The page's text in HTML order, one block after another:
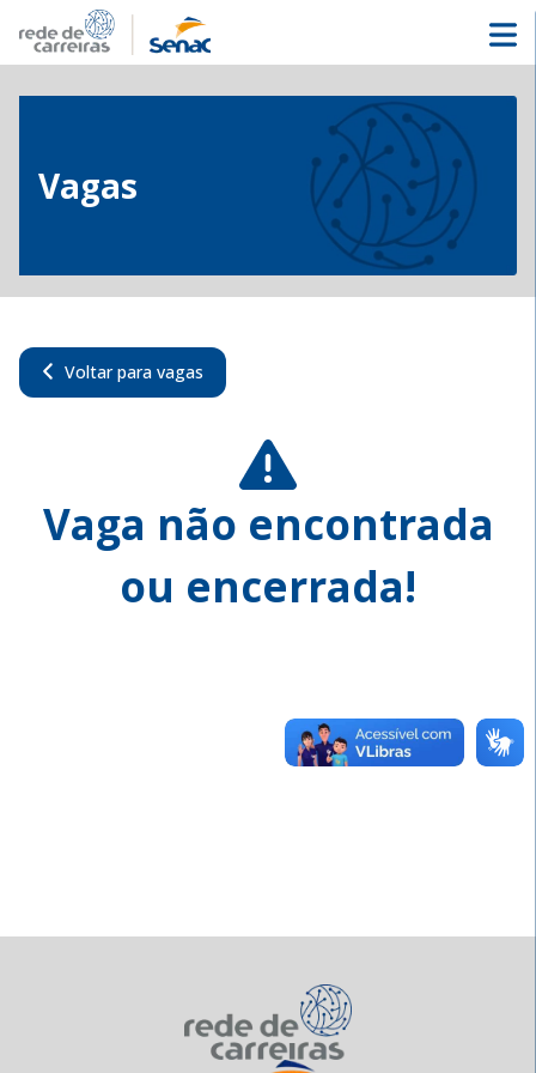
Vagas
Voltar para vagas
Vaga não encontrada
ou encerrada!